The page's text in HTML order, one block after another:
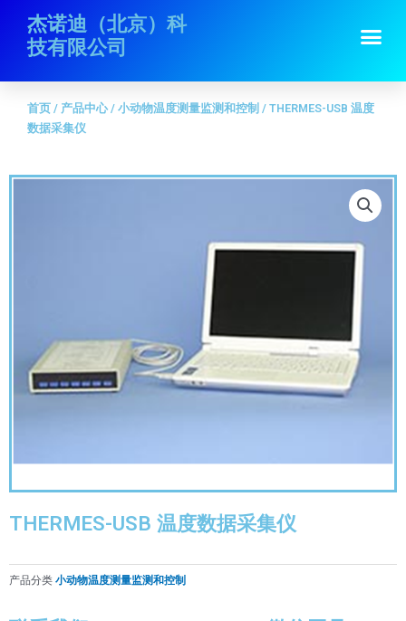
杰诺迪（北京）科
技有限公司
首页/产品中心 小动物温度测量监测和控制
集仪
首页 / 产品中心/ 小动物温度测量监测和控制 / THERMES-USB 温度
数据采集仪
THERMES-USB 温度数据采集仪
产品分类 小动物温度测量监测和控制